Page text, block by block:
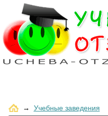
→ Учебные заведения